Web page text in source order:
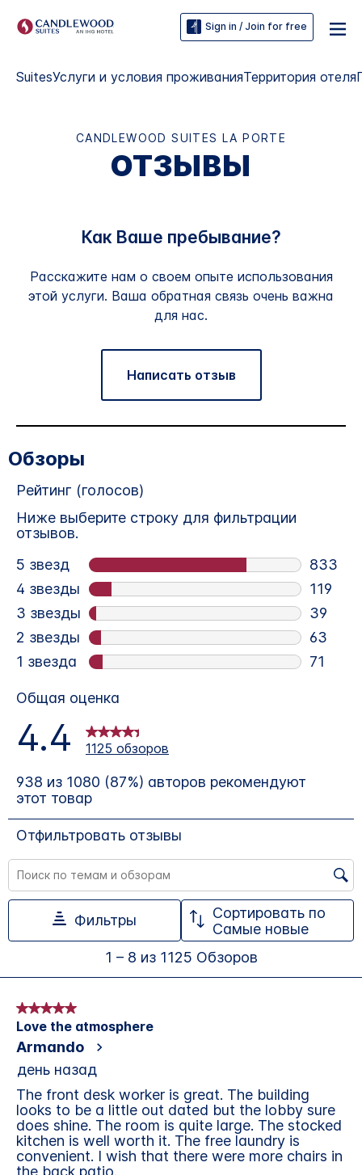
Sign in / Join for free
SuitesУслуги и условия проживанияТерритория отеля
CANDLEWOOD SUITES LA PORTE
ОТЗЫВЫ
Как Ваше пребывание?
Расскажите нам о своем опыте использования
этой услуги. Ваша обратная связь очень важна
для нас.
Написать отзыв